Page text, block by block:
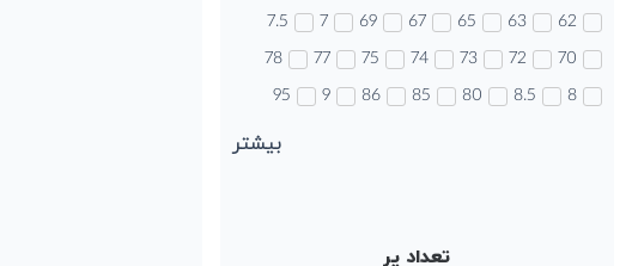
62
63
65
67
69
7
7.5
70
72
73
74
75
77
78
8
8.5
80
85
86
9
95
بیشتر
تعداد پر